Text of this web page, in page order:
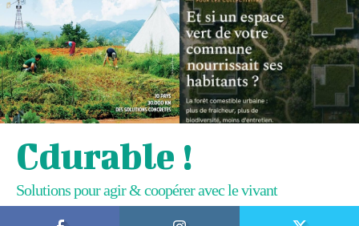
Cdurable !
Solutions pour agir & coopérer avec le vivant